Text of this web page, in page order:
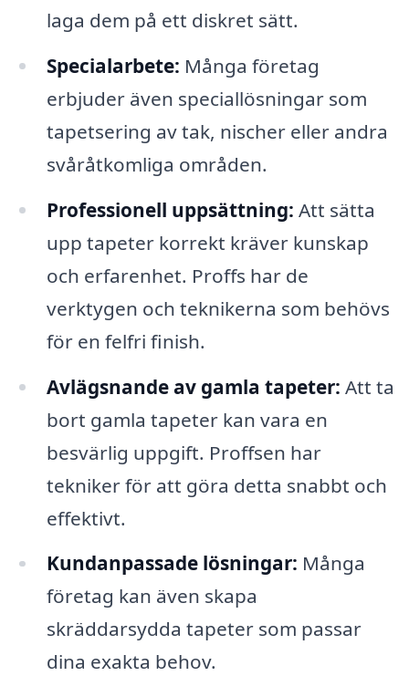
laga dem på ett diskret sätt.
Specialarbete: Många företag
erbjuder även speciallösningar som
tapetsering av tak, nischer eller andra
svåråtkomliga områden.
Professionell uppsättning: Att sätta
upp tapeter korrekt kräver kunskap
och erfarenhet. Proffs har de
verktygen och teknikerna som behövs
för en felfri finish.
Avlägsnande av gamla tapeter: Att ta
bort gamla tapeter kan vara en
besvärlig uppgift. Proffsen har
tekniker för att göra detta snabbt och
effektivt.
Kundanpassade lösningar: Många
företag kan även skapa
skräddarsydda tapeter som passar
dina exakta behov.